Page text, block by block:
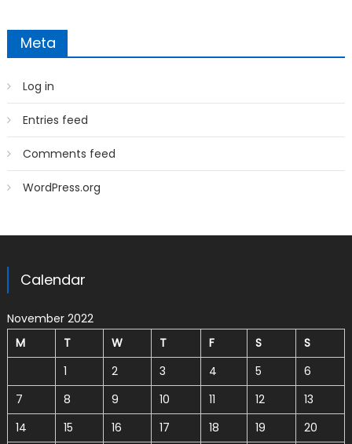
Meta
Log in
Entries feed
Comments feed
WordPress.org
Calendar
November 2022
M
T W T F S
S
1
2 3 4 5
6
7
8 9 10 11 12
13
14
15 16 17 18 19
20